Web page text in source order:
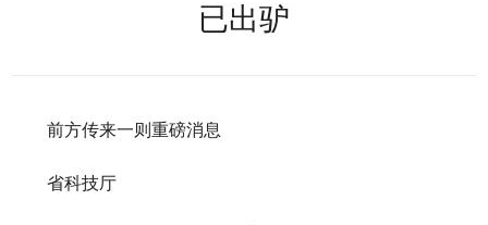
已出驴
前方传来一则重磅消息
省科技厅